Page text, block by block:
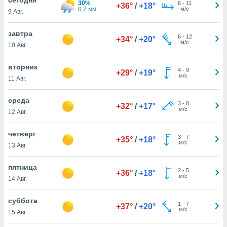
действия
на веб-
основе.
нашей
cookie
в
ВЫ
9 Авг.
30%
0.2 мм
+36° / +18° 6- 11
м/с
завтра
10 Авг.
+34° / +20° 6- 12
м/с
вторник
11 Авг.
+29° / +19° 4- 9
м/с
среда
12 Авг.
+32° / +17° 3- 8
м/с
четверг
13 Авг.
+35° / +18° 3- 7
м/с
пятница
14 Авг.
+36° / +18° 2- 5
м/с
суббота
15 Авг.
+37° / +20° 1 - 7
м/с